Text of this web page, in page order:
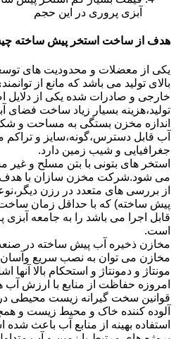
آبزی پروری در این حجم
هدف از ساخت استخر پیش ساخته
یکی از معضلات و محدودیت های
بالای تولید می باشد که مانع از
خارجی و صادرات شده یکی از دلایل
تولید،هزینه بسیار زیاد ساخت
اندازه مخزن بستگی به مساحت و
آب قابل دسترس،گونه،سایز و
جغرافیایی و شیب زمین دارد.
استخر های بتونی با بتن مسلح و غیر
می شود.شرکت مخزن سازان با هدف
از بررسی های متعدد در رزن
پیش ساخته) که با حداقل زمان ساخت
قابل اجرا می باشد را به جامعه
است.
مخازن ذخیره آب پیش ساخته در
مخازن می توان به نصب سریع
مونتاژ و دمونتاژ و استحکام بالا آنها
امروزه حفاظت از منابع با ارزش
قوانین سخت گیرانه زیست محیطی
آلوده کننده خاک و محیط زیست و
استفاده بهینه از منابع آب باعث شده